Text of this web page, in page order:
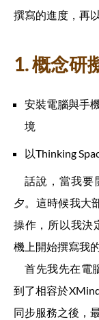
撰寫的進度，再
1. 概念研
安裝電腦與手
境
以Thinking
話說，當我要
夕。這時候我大
操作，所以我決
機上開始撰寫我
首先我先在電
到了相容於
同步服務之後，